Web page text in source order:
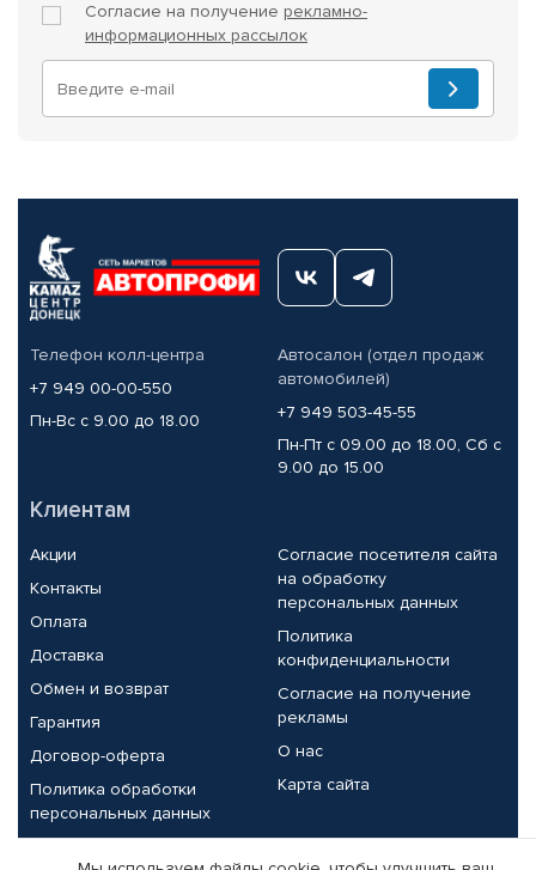
Согласие на получение рекламно-
информационных рассылок
Телефон колл-центра
+7 949 00-00-550
Пн-Вс с 9.00 до 18.00
Автосалон (отдел продаж
автомобилей)
+7 949 503-45-55
Пн-Пт с 09.00 до 18.00, Сб с
9.00 до 15.00
Клиентам
Акции
Контакты
Оплата
Доставка
Обмен и возврат
Гарантия
Договор-оферта
Политика обработки
персональных данных
Согласие посетителя сайта
на обработку
персональных данных
Политика
конфиденциальности
Согласие на получение
рекламы
О нас
Карта сайта